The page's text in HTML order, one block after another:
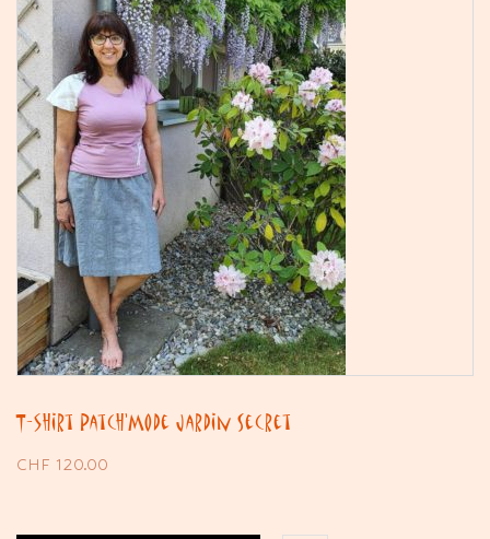
T-shirt Patch’Mode Jardin Secret
CHF 120.00